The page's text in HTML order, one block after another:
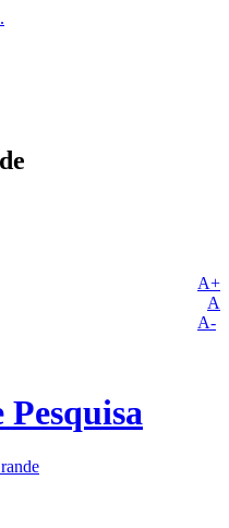
A+
A
A-
Pesquisa